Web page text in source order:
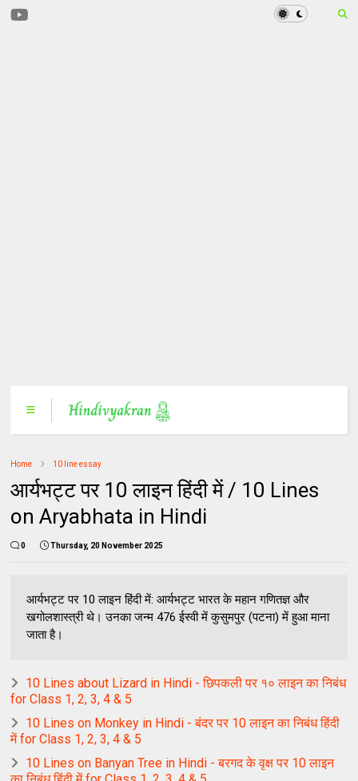
Home 10 line essay
आर्यभट्ट पर 10 लाइन हिंदी में / 10 Lines
on Aryabhata in Hindi
0 Thursday, 20 November 2025
आर्यभट्ट पर 10 लाइन हिंदी में: आर्यभट्ट भारत के महान गणितज्ञ और
खगोलशास्त्री थे। उनका जन्म 476 ईस्वी में कुसुमपुर (पटना) में हुआ माना
जाता है।
10 Lines about Lizard in Hindi - छिपकली पर १० लाइन का निबंध
for Class 1, 2, 3, 4 & 5
10 Lines on Monkey in Hindi - बंदर पर 10 लाइन का निबंध हिंदी
में for Class 1, 2, 3, 4 & 5
10 Lines on Banyan Tree in Hindi - बरगद के वृक्ष पर 10 लाइन